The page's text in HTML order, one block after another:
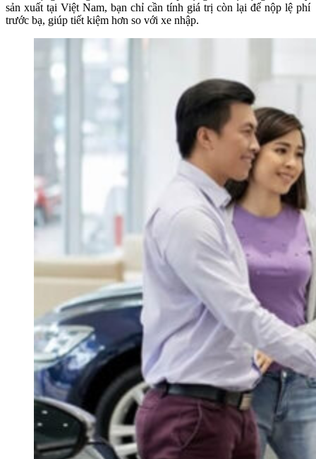
sản xuất tại Việt Nam, bạn chỉ cần tính giá trị còn lại để nộp lệ phí
trước bạ, giúp tiết kiệm hơn so với xe nhập.